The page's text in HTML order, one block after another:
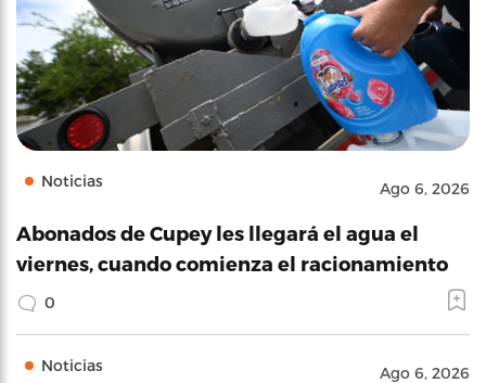
Noticias Ago 6, 2026
Abonados de Cupey les llegará el agua el
viernes, cuando comienza el racionamiento
0
Noticias Ago 6, 2026